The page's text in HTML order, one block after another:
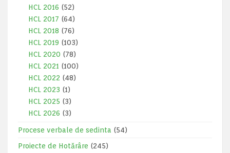
HCL 2016 (52)
HCL 2017 (64)
HCL 2018 (76)
HCL 2019 (103)
HCL 2020 (78)
HCL 2021 (100)
HCL 2022 (48)
HCL 2023 (1)
HCL 2025 (3)
HCL 2026 (3)
Procese verbale de sedinta (54)
Proiecte de Hotărâre (245)